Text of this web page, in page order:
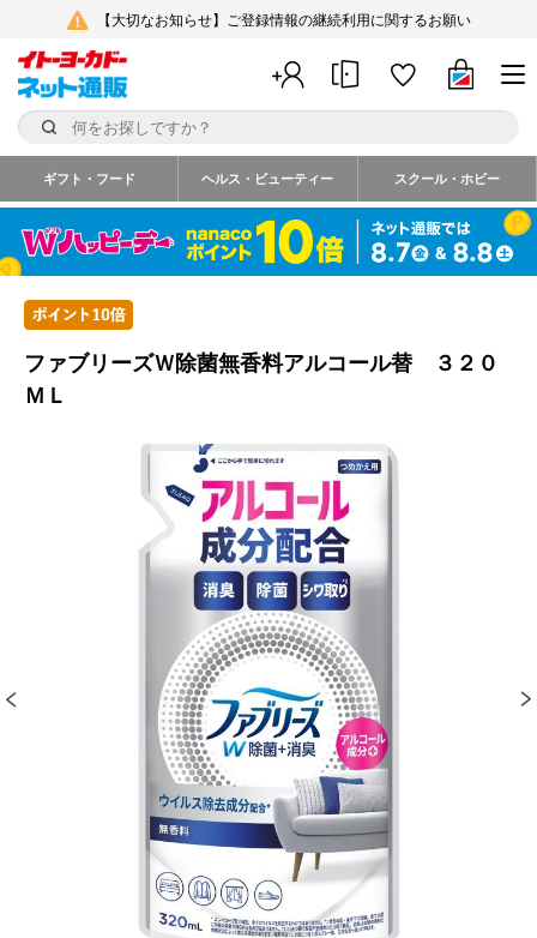
【大切なお知らせ】ご登録情報の継続利用に関するお願い
ギフト・フード ヘルス・ビューティー スクール・ホビー
ファブリーズＷ除菌無香料アルコール替 ３２０
ＭＬ